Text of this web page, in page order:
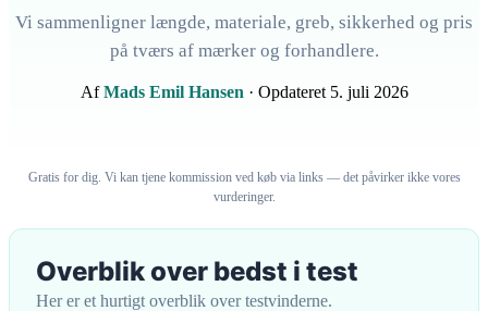
Vi sammenligner længde, materiale, greb, sikkerhed og pris
på tværs af mærker og forhandlere.
AfMads Emil Hansen · Opdateret 5. juli 2026
Gratis for dig. Vi kan tjene kommission ved køb via links — det påvirker ikke vores
vurderinger.
Overblik over bedst i test
Her er et hurtigt overblik over testvinderne.